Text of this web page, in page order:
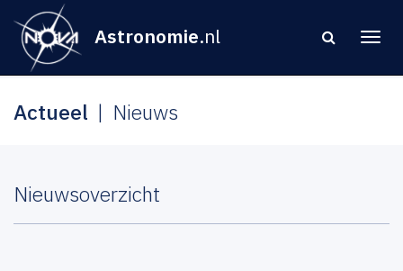
Astronomie.nl
Actueel Nieuws
Nieuwsoverzicht